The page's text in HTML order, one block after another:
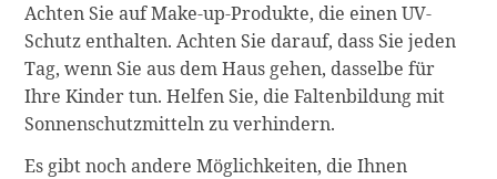
Achten Sie auf Make-up-Produkte, die einen UV-
Schutz enthalten. Achten Sie darauf, dass Sie jeden
Tag, wenn Sie aus dem Haus gehen, dasselbe für
Ihre Kinder tun. Helfen Sie, die Faltenbildung mit
Sonnenschutzmitteln zu verhindern.
Es gibt noch andere Möglichkeiten, die Ihnen